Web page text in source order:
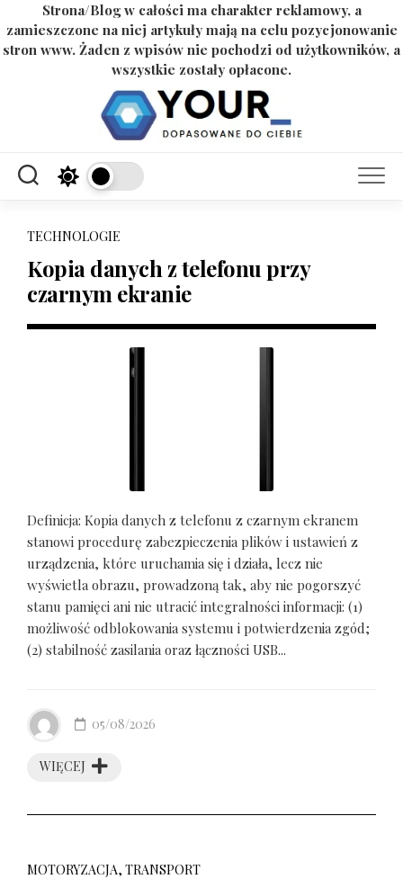
Strona/Blog w całości ma charakter reklamowy, a
zamieszczone na niej artykuły mają na celu pozycjonowanie
stron www. Żaden z wpisów nie pochodzi od użytkowników, a
wszystkie zostały opłacone.
TECHNOLOGIE
Kopia danych z telefonu przy
czarnym ekranie
Definicja: Kopia danych z telefonu z czarnym ekranem
stanowi procedurę zabezpieczenia plików i ustawień z
urządzenia, które uruchamia się i działa, lecz nie
wyświetla obrazu, prowadzoną tak, aby nie pogorszyć
stanu pamięci ani nie utracić integralności informacji: (1)
możliwość odblokowania systemu i potwierdzenia zgód;
(2) stabilność zasilania oraz łączności USB...
WIĘCEJ
05/08/2026
MOTORYZACJA, TRANSPORT